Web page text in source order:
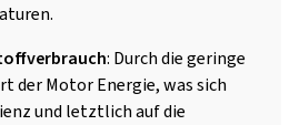
: Durch die geringe
der Motor Energie, was sich
und letztlich auf die